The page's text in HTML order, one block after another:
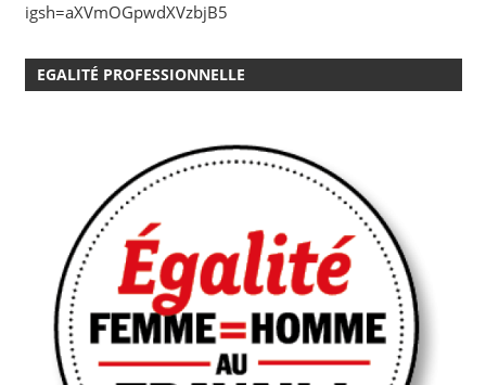
igsh=aXVmOGpwdXVzbjB5
EGALITÉ PROFESSIONNELLE